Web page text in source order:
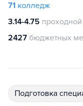
71 колледж
3.14-4.75
2427 бюджетных
подготовка